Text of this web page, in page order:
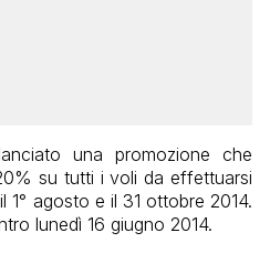
una promozione che
su tutti i voli da effettuarsi
agosto e il 31 ottobre 2014.
lunedì 16 giugno 2014.